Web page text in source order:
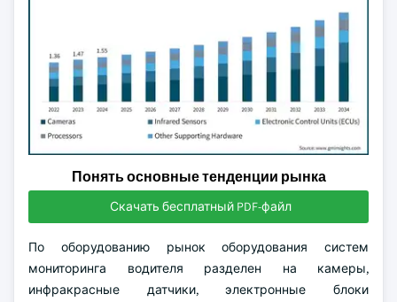
Понять основные тенденции рынка
Скачать бесплатный PDF-файл
По оборудованию рынок оборудования систем
мониторинга водителя разделен на камеры,
инфракрасные датчики, электронные блоки